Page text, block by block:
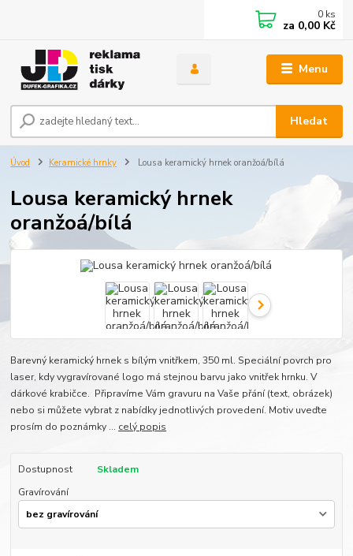
Menu
Hledat
0 ks
za 0,00 Kč
Úvod Keramické hrnky Lousa keramický hrnek oranžoá/bílá
Lousa keramický hrnek
oranžoá/bílá
Barevný keramický hrnek s bílým vnitřkem, 350 ml. Speciální povrch pro
laser, kdy vygravírované logo má stejnou barvu jako vnitřek hrnku. V
dárkové krabičce. Připravíme Vám gravuru na Vaše přání (text, obrázek)
nebo si můžete vybrat z nabídky jednotlivých provedení. Motiv uveďte
prosím do poznámky ... celý popis
Dostupnost
Skladem
Gravírování